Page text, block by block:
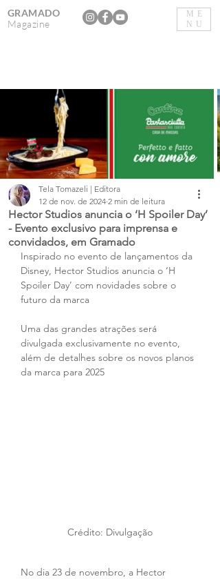
ME
NU
GRAMADO
Magazine
Hector Studios anuncia o ‘H Spoiler Day’
- Evento exclusivo para imprensa e
convidados, em Gramado
Tela Tomazeli | Editora
12 de nov. de 2024 2 min de leitura
Inspirado no evento de lançamentos da
Disney, Hector Studios anuncia o ‘H
Spoiler Day’ com novidades sobre o
futuro da marca
Uma das grandes atrações será
divulgada exclusivamente no evento,
além de detalhes sobre os novos planos
da marca para 2025
Crédito: Divulgação
No dia 23 de novembro, a Hector